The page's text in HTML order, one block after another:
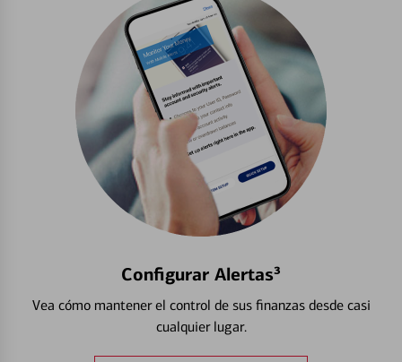
Configurar Alertas³
Vea cómo mantener el control de sus finanzas desde casi
cualquier lugar.